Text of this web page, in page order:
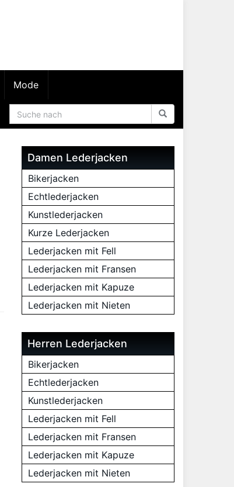
Mode
Damen Lederjacken
Bikerjacken
Echtlederjacken
Kunstlederjacken
Kurze Lederjacken
Lederjacken mit Fell
Lederjacken mit Fransen
Lederjacken mit Kapuze
Lederjacken mit Nieten
Herren Lederjacken
Bikerjacken
Echtlederjacken
Kunstlederjacken
Lederjacken mit Fell
Lederjacken mit Fransen
Lederjacken mit Kapuze
Lederjacken mit Nieten